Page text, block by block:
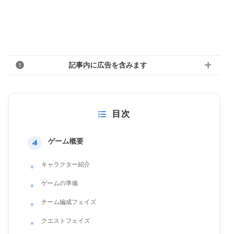
記事内に広告を含みます
目次
ゲーム概要
キャラクター紹介
ゲームの準備
チーム編成フェイズ
クエストフェイズ